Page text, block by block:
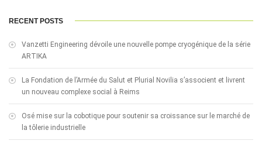
RECENT POSTS
Vanzetti Engineering dévoile une nouvelle pompe cryogénique de la série
ARTIKA
La Fondation de l’Armée du Salut et Plurial Novilia s’associent et livrent
un nouveau complexe social à Reims
Osé mise sur la cobotique pour soutenir sa croissance sur le marché de
la tôlerie industrielle